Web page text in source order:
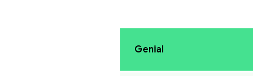
Genial